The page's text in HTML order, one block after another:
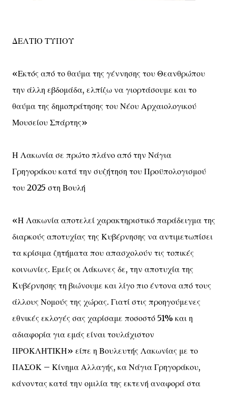
ΔΕΛΤΙΟ ΤΥΠΟΥ
«Εκτός από το θαύμα της γέννησης του Θεανθρώπου
την άλλη εβδομάδα, ελπίζω να γιορτάσουμε και το
θαύμα της δημοπράτησης του Νέου Αρχαιολογικού
Μουσείου Σπάρτης»
Η Λακωνία σε πρώτο πλάνο από την Νάγια
Γρηγοράκου κατά την συζήτηση του Προϋπολογισμού
του 2025 στη Βουλή
«Η Λακωνία αποτελεί χαρακτηριστικό παράδειγμα της
διαρκούς αποτυχίας της Κυβέρνησης να αντιμετωπίσει
τα κρίσιμα ζητήματα που απασχολούν τις τοπικές
κοινωνίες. Εμείς οι Λάκωνες δε, την αποτυχία της
Κυβέρνησης τη βιώνουμε και λίγο πιο έντονα από τους
άλλους Νομούς της χώρας. Γιατί στις προηγούμενες
εθνικές εκλογές σας χαρίσαμε ποσοστό 51% και η
αδιαφορία για εμάς είναι τουλάχιστον
ΠΡΟΚΛΗΤΙΚΗ» είπε η Βουλευτής Λακωνίας με το
ΠΑΣΟΚ – Κίνημα Αλλαγής, κα Νάγια Γρηγοράκου,
κάνοντας κατά την ομιλία της εκτενή αναφορά στα